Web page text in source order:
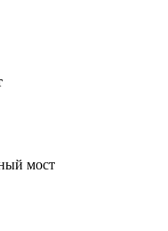
мост